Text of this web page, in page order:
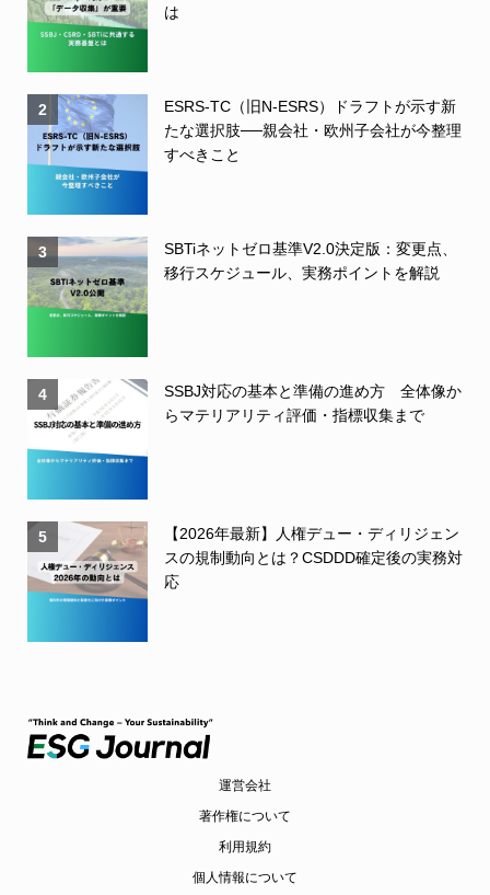
は
2
ESRS-TC（旧N-ESRS）ドラフトが示す新
たな選択肢──親会社・欧州子会社が今整理
すべきこと
3
SBTiネットゼロ基準V2.0決定版：変更点、
移行スケジュール、実務ポイントを解説
4
SSBJ対応の基本と準備の進め方 全体像か
らマテリアリティ評価・指標収集まで
5
【2026年最新】人権デュー・ディリジェン
スの規制動向とは？CSDDD確定後の実務対
応
運営会社
著作権について
利用規約
個人情報について